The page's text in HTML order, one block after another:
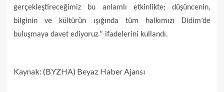
gerçekleştireceğimiz bu anlamlı etkinlikte; düşüncenin,
bilginin ve kültürün ışığında tüm halkımızı Didim’de
buluşmaya davet ediyoruz.” ifadelerini kullandı.
Kaynak: (BYZHA) Beyaz Haber Ajansı